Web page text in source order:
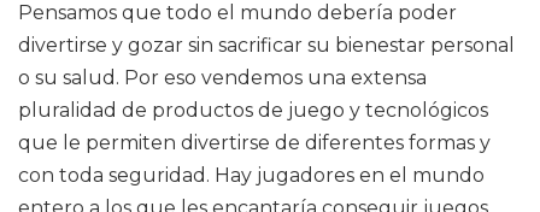
Pensamos que todo el mundo debería poder
divertirse y gozar sin sacrificar su bienestar personal
o su salud. Por eso vendemos una extensa
pluralidad de productos de juego y tecnológicos
que le permiten divertirse de diferentes formas y
con toda seguridad. Hay jugadores en el mundo